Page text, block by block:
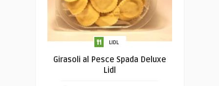
LIDL
Girasoli al Pesce Spada Deluxe
Lidl